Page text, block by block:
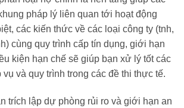
pháp lý liên quan tới hoạt động
các kiến thức về các loại công ty (tnh,
cùng quy trình cấp tín dụng, giới hạn
kiện hạn chế sẽ giúp bạn xử lý tốt các
và quy trình trong các đề thi thực tế.
trích lập dự phòng rủi ro và giới hạn an